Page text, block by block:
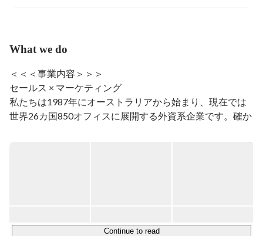
2023-2025年　営業成績3年連続全国3位以内
What we do
＜＜＜事業内容＞＞＞
セールス × マーケティング
私たちは1987年にオーストラリアから始まり、現在では
世界26カ国850オフィスに展開する外資系企業です。確か
でいます。
Continue to read